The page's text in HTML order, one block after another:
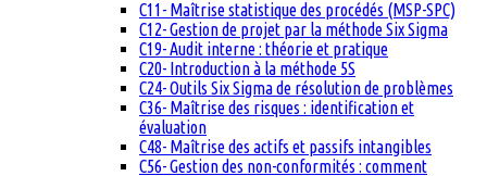
C11- Maîtrise statistique des procédés (MSP-SPC)
C12- Gestion de projet par la méthode Six Sigma
C19- Audit interne : théorie et pratique
C20- Introduction à la méthode 5S
C24- Outils Six Sigma de résolution de problèmes
C36- Maîtrise des risques : identification et
évaluation
C48- Maîtrise des actifs et passifs intangibles
C56- Gestion des non-conformités : comment